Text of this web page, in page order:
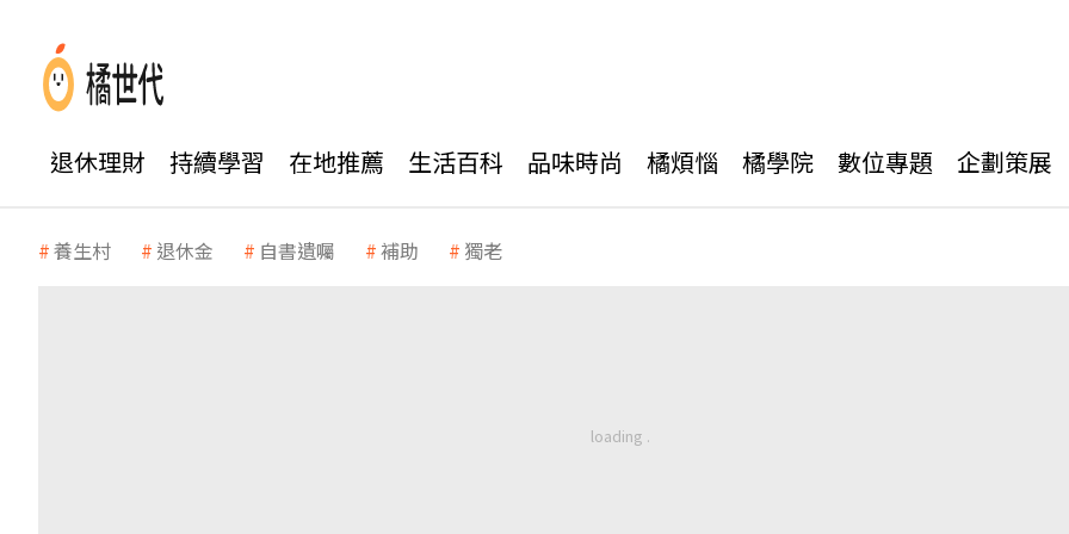
退休理財 持續學習 在地推薦 生活百科 品味時尚 橘煩惱 橘學院 數位專題 企劃策展
養生村 退休金 自書遺囑 補助 獨老